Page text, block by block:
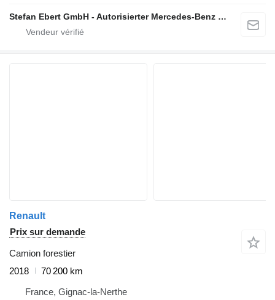
Stefan Ebert GmbH - Autorisierter Mercedes-Benz Servicepartner
Renault
Prix sur demande
Camion forestier
2018
70 200 km
France, Gignac-la-Nerthe